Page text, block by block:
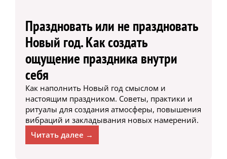
Праздновать или не праздновать
Новый год. Как создать
ощущение праздника внутри
себя
Как наполнить Новый год смыслом и
настоящим праздником. Советы, практики и
ритуалы для создания атмосферы, повышения
вибраций и закладывания новых намерений.
Читать далее →